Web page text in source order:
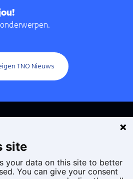
navigatie
TNO Nieuws
site
your data on this site to better
You can give your consent